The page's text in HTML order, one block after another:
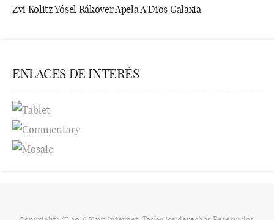
Zvi Kolitz Yósel Rákover Apela A Dios Galaxia
ENLACES DE INTERÉS